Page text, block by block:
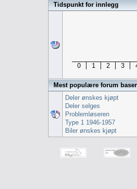
Tidspunkt for innlegg
0 1 2 3
Mest populære forum
Deler ønskes kjøpt
Deler selges
Problemløseren
Type 1 1946-1957
Biler ønskes kjøpt